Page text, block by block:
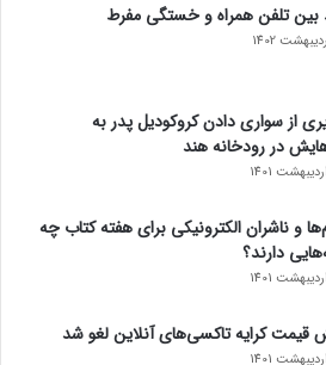
بین تلفن همراه و خستگی مفرط
از سواری دادن کروکودیل پدر به
در رودخانه هند
و ناشران الکترونیکی برای هفته کتاب چه
دارند؟
قیمت کرایه تاکسی‌های آنلاین لغو شد